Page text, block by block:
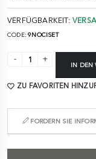
VERFÜGBARKEIT:
CODE:9NOCISET
IN DEN
ZU FAVORITEN
FORDERN SIE